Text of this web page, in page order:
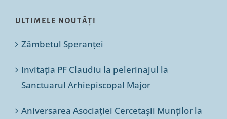
ULTIMELE NOUTĂȚI
Zâmbetul Speranței
Invitația PF Claudiu la pelerinajul la
Sanctuarul Arhiepiscopal Major
Aniversarea Asociației Cercetașii Munților la